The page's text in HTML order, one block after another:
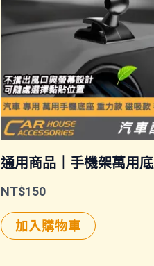
通用商品｜手機架萬用
NT$150
加入購物車